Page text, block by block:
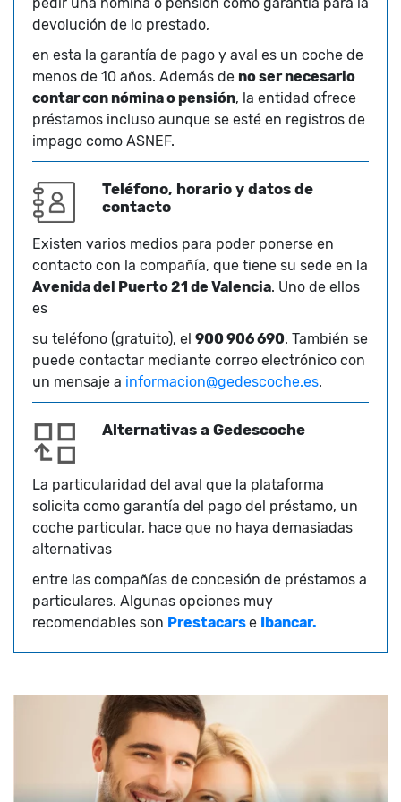
pedir una nómina o pensión como garantía para la
devolución de lo prestado,
en esta la garantía de pago y aval es un coche de
menos de 10 años. Además de no ser necesario
contar con nómina o pensión, la entidad ofrece
préstamos incluso aunque se esté en registros de
impago como ASNEF.
Teléfono, horario y datos de
contacto
Existen varios medios para poder ponerse en
contacto con la compañía, que tiene su sede en la
Avenida del Puerto 21 de Valencia. Uno de ellos
es
su teléfono (gratuito), el 900 906 690. También se
puede contactar mediante correo electrónico con
un mensaje a informacion@gedescoche.es.
Alternativas a Gedescoche
La particularidad del aval que la plataforma
solicita como garantía del pago del préstamo, un
coche particular, hace que no haya demasiadas
alternativas
entre las compañías de concesión de préstamos a
particulares. Algunas opciones muy
recomendables son Prestacarse Ibancar.